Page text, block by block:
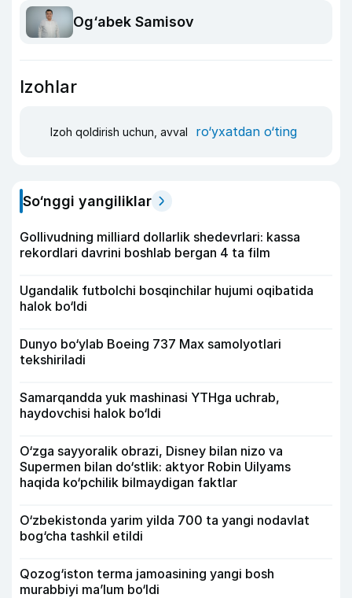
Og‘abek Samisov
Izohlar
Izoh qoldirish uchun, avval ro‘yxatdan o‘ting
So‘nggi yangiliklar
Gollivudning milliard dollarlik shedevrlari: kassa
rekordlari davrini boshlab bergan 4 ta film
Ugandalik futbolchi bosqinchilar hujumi oqibatida
halok bo‘ldi
Dunyo bo‘ylab Boeing 737 Max samolyotlari
tekshiriladi
Samarqandda yuk mashinasi YTHga uchrab,
haydovchisi halok bo‘ldi
O‘zga sayyoralik obrazi, Disney bilan nizo va
Supermen bilan do‘stlik: aktyor Robin Uilyams
haqida ko‘pchilik bilmaydigan faktlar
O‘zbekistonda yarim yilda 700 ta yangi nodavlat
bog‘cha tashkil etildi
Qozog‘iston terma jamoasining yangi bosh
murabbiyi ma’lum bo‘ldi